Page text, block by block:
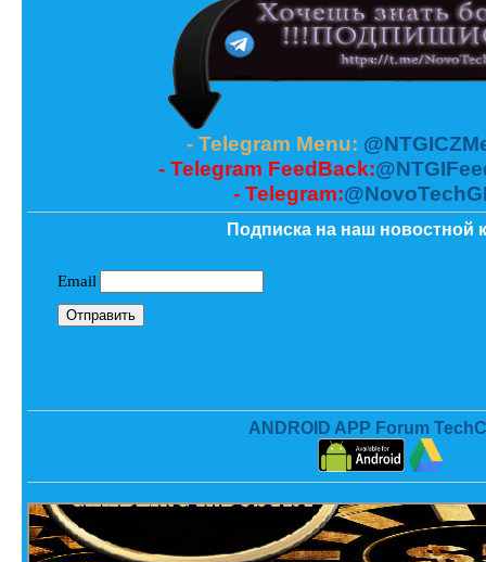
- Telegram Menu:
- Telegram FeedBack:
- Telegram:
Подписка на наш новостной
ANDROID APP Forum